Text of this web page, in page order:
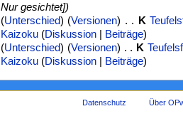
Nur gesichtet])
(Unterschied) (Versionen) . . K
Kaizoku (Diskussion| Beiträge)
(Unterschied) (Versionen) . . K
Kaizoku (Diskussion| Beiträge)
Datenschutz Über